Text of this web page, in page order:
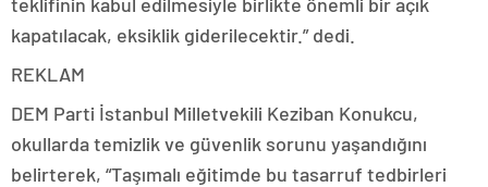
kapatılacak, eksiklik giderilecektir.” dedi.
REKLAM
DEM Parti İstanbul Milletvekili Keziban Konukcu,
okullarda temizlik ve güvenlik sorunu yaşandığını
belirterek, “Taşımalı eğitimde bu tasarruf tedbirleri